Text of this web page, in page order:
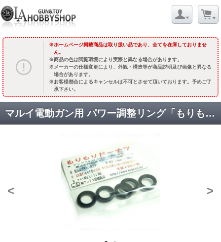
ホームページ掲載商品は取り扱い品であり、全てを在庫しておりませ
ん。
商品の色は閲覧環境により実際と異なる場合があります。
メーカーの仕様変更により、外観・構造等が商品説明及び画像と異なる
場合があります。
お客様都合によるキャンセルは不可とさせて頂いております。予めご了
承下さい。
マルイ電動ガン用 パワー調整リング「もりもりドーナツ」(1.6mm x 5枚) [取寄]
< >